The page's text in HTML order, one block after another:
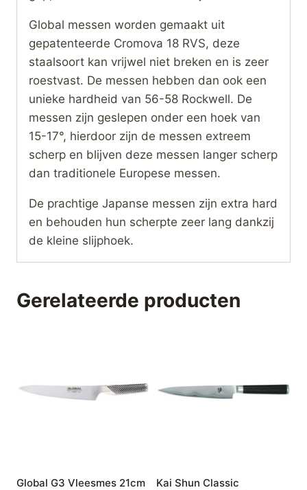
Global messen worden gemaakt uit
gepatenteerde Cromova 18 RVS, deze
staalsoort kan vrijwel niet breken en is zeer
roestvast. De messen hebben dan ook een
unieke hardheid van 56-58 Rockwell. De
messen zijn geslepen onder een hoek van
15-17°, hierdoor zijn de messen extreem
scherp en blijven deze messen langer scherp
dan traditionele Europese messen.
De prachtige Japanse messen zijn extra hard
en behouden hun scherpte zeer lang dankzij
de kleine slijphoek.
Gerelateerde producten
Global G3 Vleesmes 21cm
Kai Shun Classic